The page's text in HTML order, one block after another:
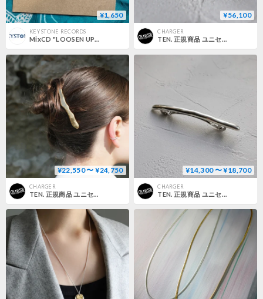
¥1,650
KEY STONE RECORDS
MixCD "LOOSEN UP" mixed by TEN
¥56,100
CHARGER
TEN. 正規商品 ユニセックス アクセサリー テン K18YG プルート ネックレス ゴールド【即日発送】(nek-0001)
¥22,550 〜 ¥24,750
CHARGER
¥14,300 〜 ¥18,700
CHARGER